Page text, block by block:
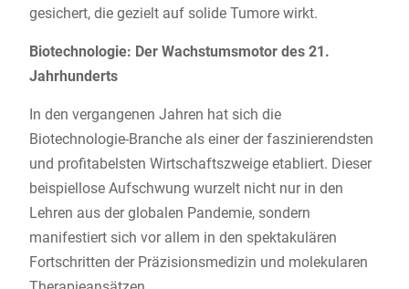
gesichert, die gezielt auf solide Tumore wirkt.
Biotechnologie: Der Wachstumsmotor des 21.
Jahrhunderts
In den vergangenen Jahren hat sich die
Biotechnologie-Branche als einer der faszinierendsten
und profitabelsten Wirtschaftszweige etabliert. Dieser
beispiellose Aufschwung wurzelt nicht nur in den
Lehren aus der globalen Pandemie, sondern
manifestiert sich vor allem in den spektakulären
Fortschritten der Präzisionsmedizin und molekularen